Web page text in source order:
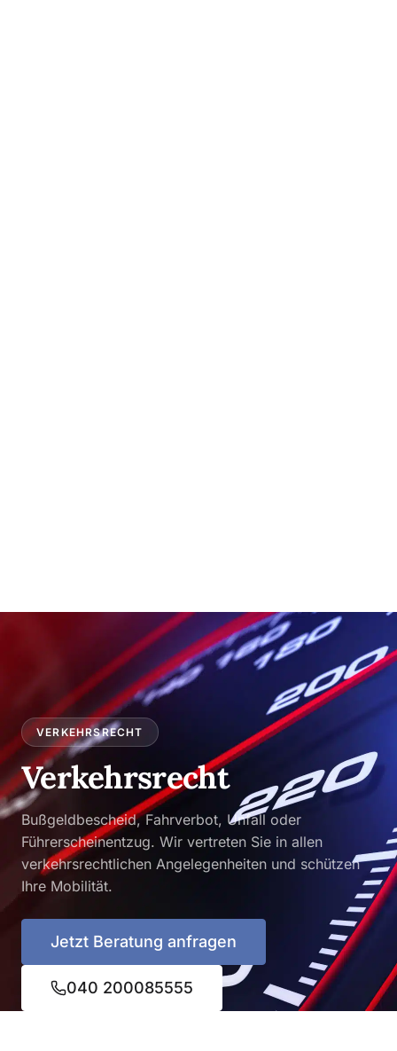
VERKEHRSRECHT
Verkehrsrecht
Bußgeldbescheid, Fahrverbot, Unfall oder
Führerscheinentzug. Wir vertreten Sie in allen
verkehrsrechtlichen Angelegenheiten und schützen
Ihre Mobilität.
Jetzt Beratung anfragen
040 200085555